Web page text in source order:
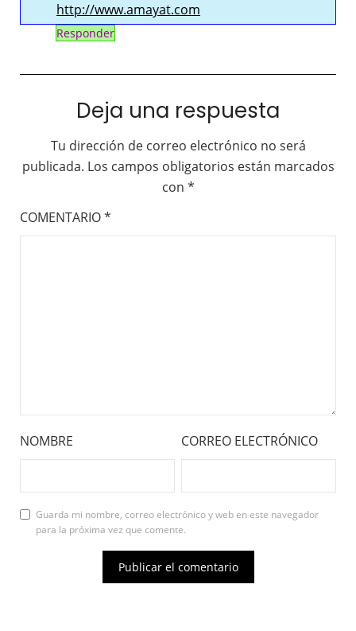
http://www.amayat.com
Responder
Deja una respuesta
Tu dirección de correo electrónico no será
publicada. Los campos obligatorios están marcados
con *
COMENTARIO*
NOMBRE CORREO ELECTRÓNICO
Guarda mi nombre, correo electrónico y web en este navegador
para la próxima vez que comente.